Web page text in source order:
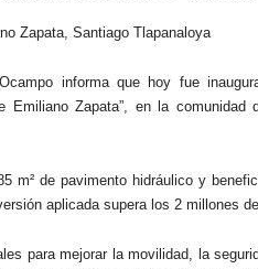
Zapata, Santiago Tlapanaloya
informa que hoy fue
Emiliano Zapata”, en la comunidad
m² de pavimento hidráulico y
aplicada supera los 2 millones
para mejorar la movilidad, la